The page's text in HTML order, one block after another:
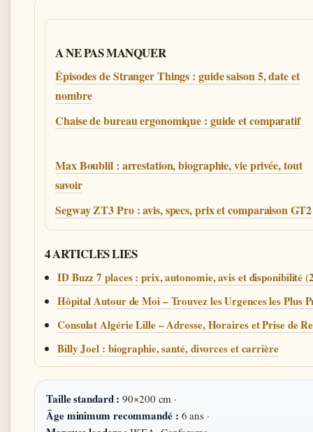
A NE PAS MANQUER
Épisodes de Stranger Things : guide saison 5, date et
nombre
Chaise de bureau ergonomique : guide et comparatif
Max Boublil : arrestation, biographie, vie privée, tout
savoir
Segway ZT3 Pro : avis, specs, prix et comparaison GT2
4 ARTICLES LIES
ID Buzz 7 places : prix, autonomie, avis et disponibilité
Hôpital Autour de Moi – Trouvez les Urgences les Plus
Consulat Algérie Lille – Adresse, Horaires et Prise de
Billy Joel : biographie, santé, divorces et carrière
Taille standard : 90×200 cm ·
Âge minimum recommandé : 6 ans ·